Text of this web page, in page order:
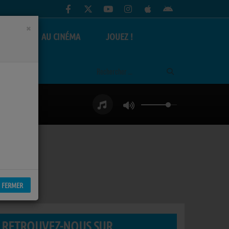
AU CINÉMA JOUEZ !
RETROUVEZ-NOUS SUR
×
FERMER